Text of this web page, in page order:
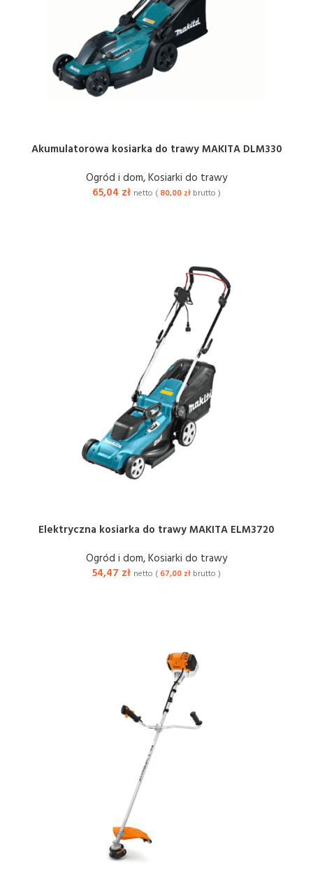
Akumulatorowa kosiarka do trawy MAKITA DLM330
Ogród i dom,Kosiarki do trawy
65,04 zł netto ( 80,00 zł brutto )
Elektryczna kosiarka do trawy MAKITA ELM3720
Ogród i dom,Kosiarki do trawy
54,47 zł netto ( 67,00 zł brutto )